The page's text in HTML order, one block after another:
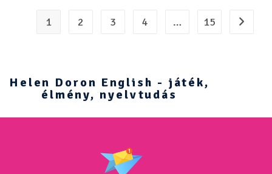
1 2 3 4 … 15
Helen Doron English - játék,
élmény, nyelvtudás